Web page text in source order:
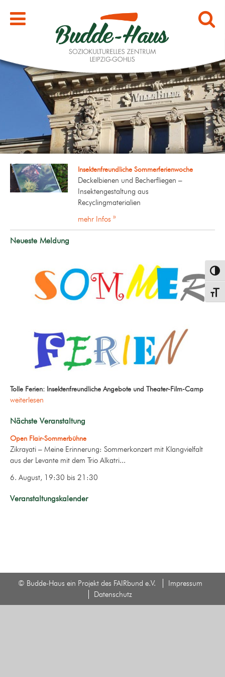
Insektenfreundliche Sommerferienwoche
Deckelbienen und Becherfliegen –
Insektengestaltung aus
Recyclingmaterialien
mehr Infos »
Neueste Meldung
Tolle Ferien: Insektenfreundliche Angebote und Theater-Film-Camp
weiterlesen
Nächste Veranstaltung
Open Flair-Sommerbühne
Zikrayati – Meine Erinnerung: Sommerkonzert mit Klangvielfalt
aus der Levante mit dem Trio Alkatri...
6. August, 19:30 bis 21:30
Veranstaltungskalender
© Budde-Haus ein Projekt des FAIRbund e.V.
Impressum
Datenschutz